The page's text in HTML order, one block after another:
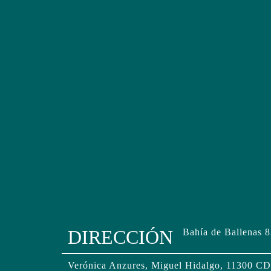
DIRECCIÓN Bahía de Ballenas
Verónica Anzures, Miguel Hidalgo, 11300